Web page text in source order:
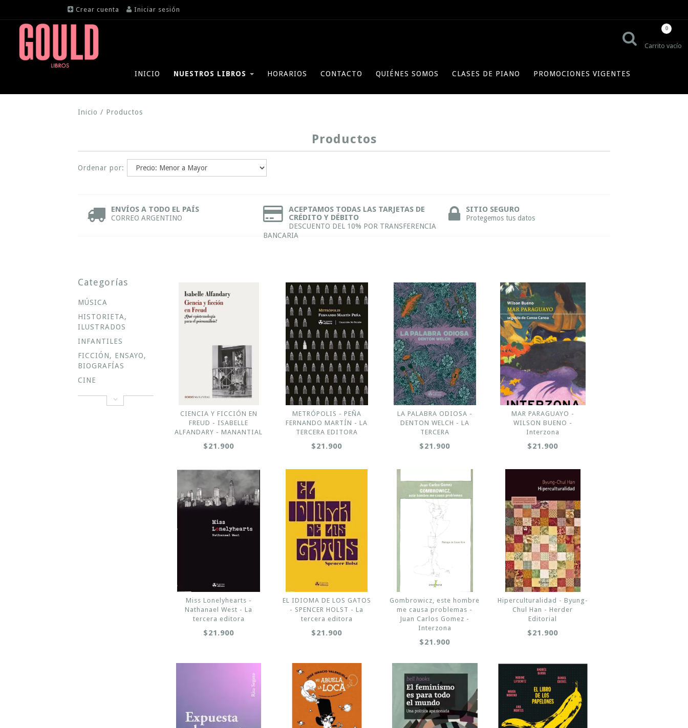
Crear cuenta Iniciar sesión
Carrito vacío
0
INICIO NUESTROS LIBROS HORARIOS CONTACTO QUIÉNES SOMOS CLASES DE PIANO PROMOCIONES VIGENTES
Inicio / Productos
Productos
Ordenar por:
ENVÍOS A TODO EL PAÍS
CORREO ARGENTINO
ACEPTAMOS TODAS LAS TARJETAS DE
CRÉDITO Y DÉBITO
DESCUENTO DEL 10% POR TRANSFERENCIA
BANCARIA
SITIO SEGURO
Protegemos tus datos
Categorías
MÚSICA
HISTORIETA,
ILUSTRADOS
INFANTILES
FICCIÓN, ENSAYO,
BIOGRAFÍAS
CINE
CIENCIA Y FICCIÓN EN
FREUD - ISABELLE
ALFANDARY - MANANTIAL
$21.900
METRÓPOLIS - PEÑA
FERNANDO MARTÍN - LA
TERCERA EDITORA
$21.900
LA PALABRA ODIOSA -
DENTON WELCH - LA
TERCERA
$21.900
MAR PARAGUAYO -
WILSON BUENO -
Interzona
$21.900
Miss Lonelyhearts -
Nathanael West - La
tercera editora
$21.900
EL IDIOMA DE LOS GATOS
- SPENCER HOLST - La
tercera editora
$21.900
Gombrowicz, este hombre
me causa problemas -
Juan Carlos Gomez -
Interzona
$21.900
Hiperculturalidad - Byung-
Chul Han - Herder
Editorial
$21.900